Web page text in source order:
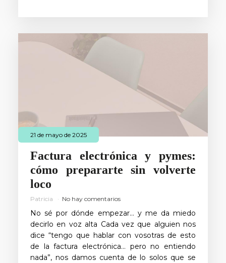
21 de mayo de 2025
Factura electrónica y pymes:
cómo prepararte sin volverte
loco
Patricia No hay comentarios
No sé por dónde empezar… y me da miedo
decirlo en voz alta Cada vez que alguien nos
dice “tengo que hablar con vosotras de esto
de la factura electrónica… pero no entiendo
nada”, nos damos cuenta de lo solos que se